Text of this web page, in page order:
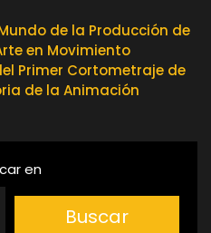
de la Producción de
en Movimiento
Primer Cortometraje de
de la Animación
en
Buscar